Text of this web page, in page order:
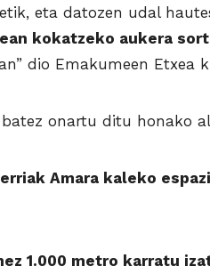
eta datozen udal
kokatzeko aukera
dio Emakumeen Etxea
onartu ditu honako
Amara kaleko
1.000 metro karratu